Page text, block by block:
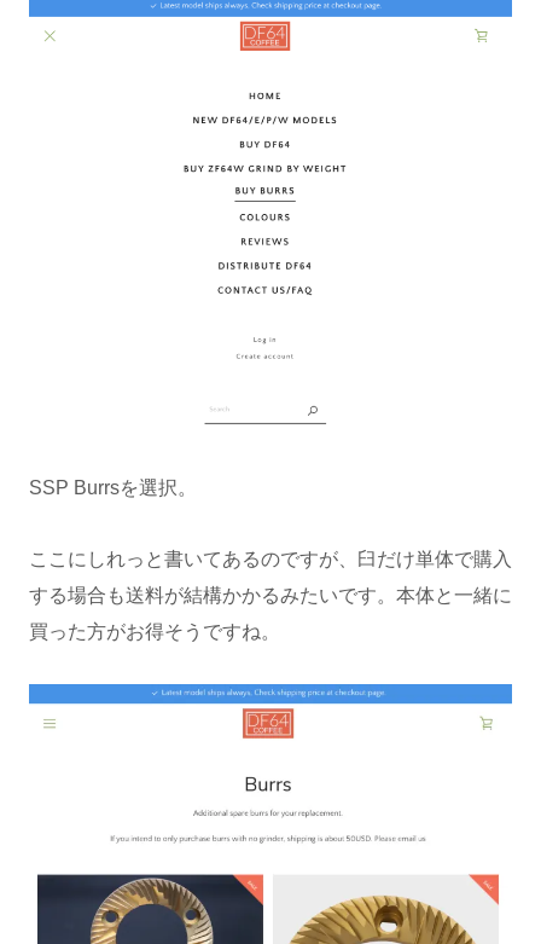
SSP Burrsを選択。
ここにしれっと書いてあるのですが、臼だけ単体で購入
する場合も送料が結構かかるみたいです。本体と一緒に
買った方がお得そうですね。